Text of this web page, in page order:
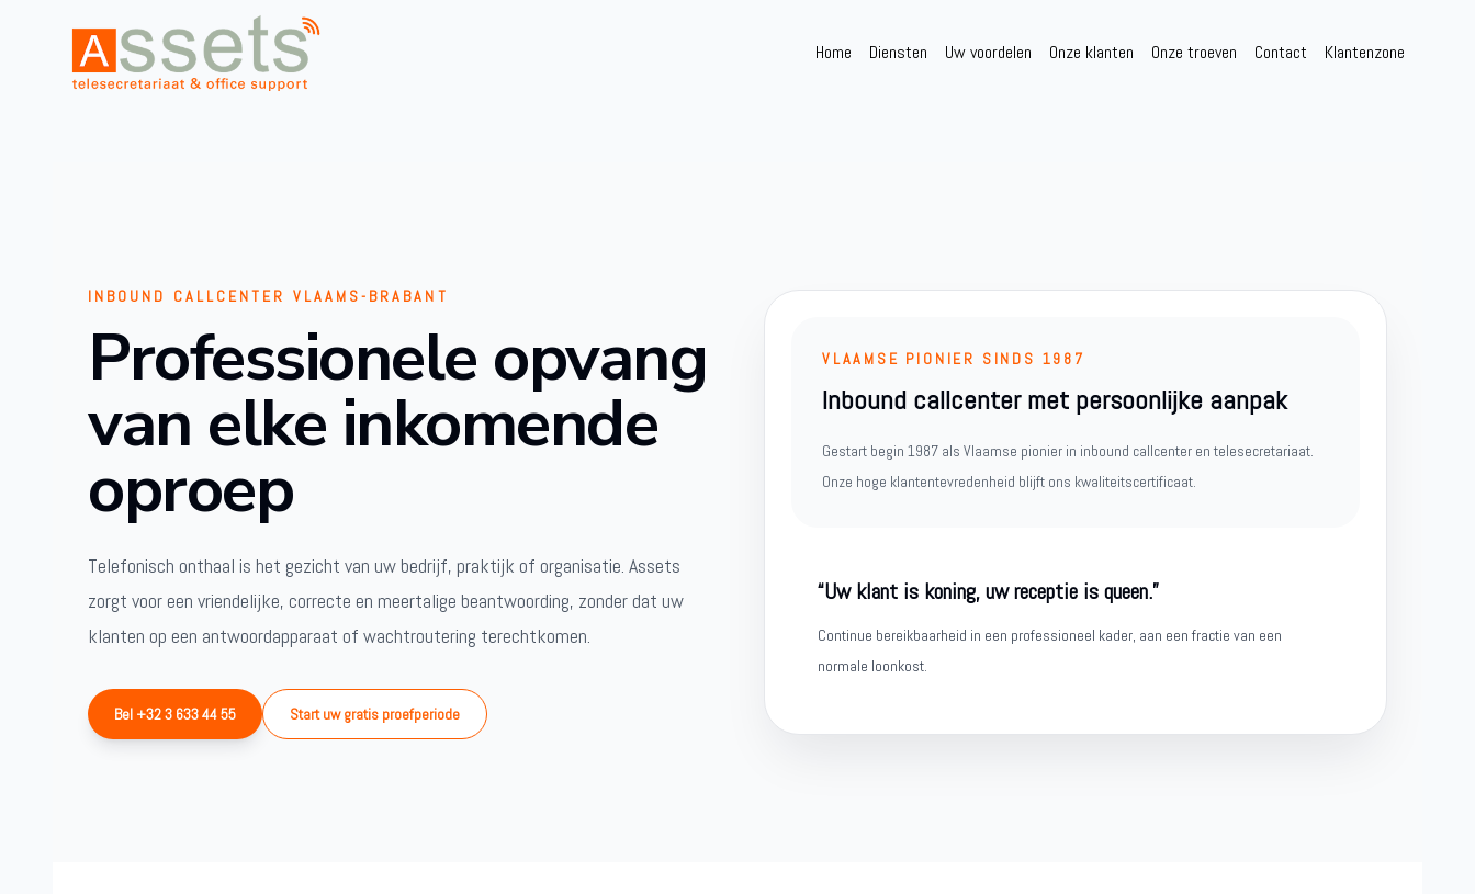
Home Diensten Uw voordelen Onze klanten Onze troeven Contact Klantenzone
INBOUND CALLCENTER VLAAMS-BRABANT
Professionele opvang
van elke inkomende
oproep
Telefonisch onthaal is het gezicht van uw bedrijf, praktijk of organisatie. Assets
zorgt voor een vriendelijke, correcte en meertalige beantwoording, zonder dat uw
klanten op een antwoordapparaat of wachtroutering terechtkomen.
Bel +32 3 633 44 55 Start uw gratis proefperiode
VLAAMSE PIONIER SINDS 1987
Inbound callcenter met persoonlijke aanpak
Gestart begin 1987 als Vlaamse pionier in inbound callcenter en telesecretariaat.
Onze hoge klantentevredenheid blijft ons kwaliteitscertificaat.
“Uw klant is koning, uw receptie is queen.”
Continue bereikbaarheid in een professioneel kader, aan een fractie van een
normale loonkost.